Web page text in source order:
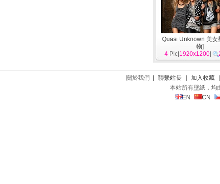
Quasi Unknown 美女
物]
4 Pic| 1920x1200
關於我們 | 聯繫站長 加入收藏
本站所有壁紙，均
EN
CN